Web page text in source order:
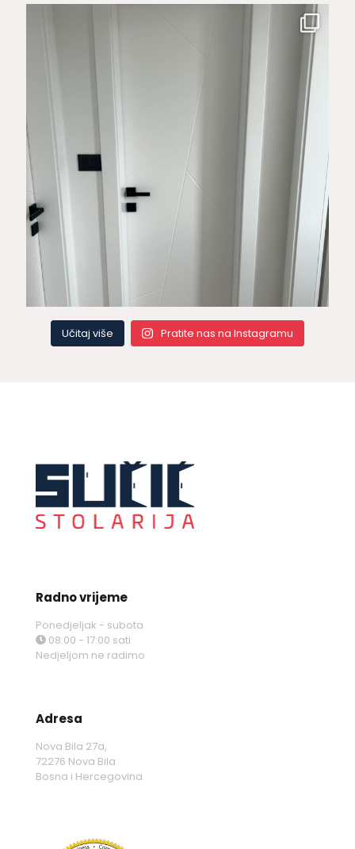
Učitaj više Pratite nas na Instagramu
Radno vrijeme
Ponedjeljak - subota
08:00 - 17:00 sati
Nedjeljom ne radimo
Adresa
Nova Bila 27a,
72276 Nova Bila
Bosna i Hercegovina